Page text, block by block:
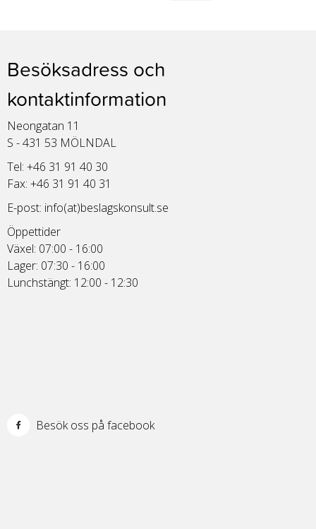
Besöksadress och
kontaktinformation
Neongatan 11
S - 431 53 MÖLNDAL
Tel: +46 31 91 40 30
Fax: +46 31 91 40 31
E-post: info(at)beslagskonsult.se
Öppettider
Växel: 07:00 - 16:00
Lager: 07:30 - 16:00
Lunchstängt: 12:00 - 12:30
Besök oss på facebook